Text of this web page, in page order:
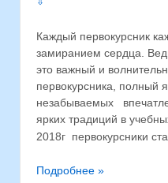
Каждый первокурсник
замиранием сердца.
это важный и
первокурсника, полный
незабываемых
ярких традиций в
2018г первокурсники
Подробнее »